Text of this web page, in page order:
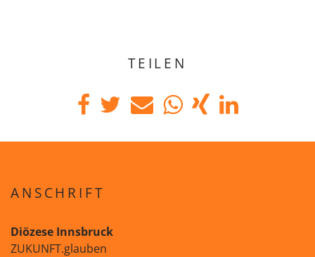
TEILEN
ANSCHRIFT
Diözese Innsbruck
ZUKUNFT.glauben